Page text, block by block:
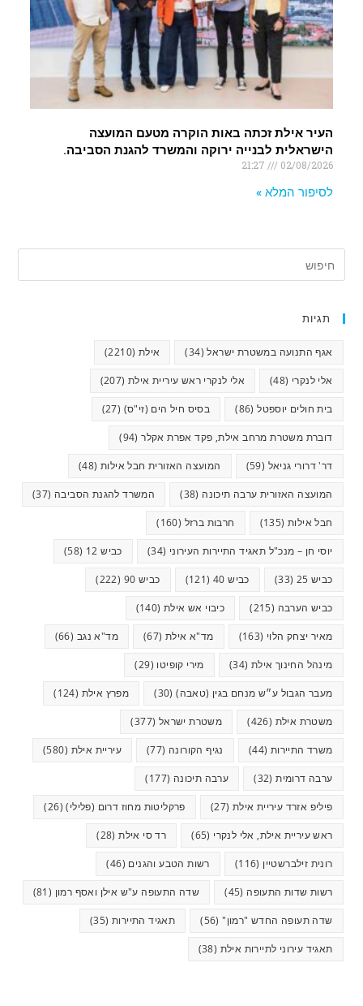
העיר אילת זכתה באות הוקרה מטעם המועצה
הישראלית לבנייה ירוקה והמשרד להגנת הסביבה.
02/08/2026
לסיפור המלא »
תגיות
אגף התנועה במשטרת ישראל(34) אילת (2210)
אלי לנקרי (48) אלי לנקרי ראש עיריית אילת (207)
בית חולים יוספטל(86) בסיס חיל הים (זי"ס) (27)
דוברת משטרת מרחב אילת, פקד אפרת אקלר(94)
דר' דרורי גניאל (59) המועצה האזורית חבל אילות (48)
המועצה האזורית ערבה תיכונה (38) המשרד להגנת הסביבה (37)
חבל אילות (135) חרבות ברזל (160)
יוסי חן – מנכ"ל תאגיד התיירות העירוני (34) כביש 12 (58)
כביש 25 (33) כביש 40 (121) כביש 90 (222)
כביש הערבה (215) כיבוי אש אילת (140)
מאיר יצחק הלוי (163) מד"א אילת (67) מד"א נגב (66)
מינהל החינוך אילת (34) מירי קופיטו (29)
מעבר הגבול ע״ש מנחם בגין (טאבה)(30) מפרץ אילת (124)
משטרת אילת (426) משטרת ישראל (377)
משרד התיירות (44) נגיף הקורונה (77) עיריית אילת (580)
ערבה דרומית(32) ערבה תיכונה (177)
פיליפ אזרד עיריית אילת (27) פרקליטות מחוז דרום (פלילי)(26)
ראש עיריית אילת, אלי לנקרי (65) רד סי אילת(28)
רונית זילברשטיין (116) רשות הטבע והגנים (46)
רשות שדות התעופה (45) שדה התעופה ע"ש אילן ואסף רמון (81)
שדה תעופה החדש "רמון"(56) תאגיד התיירות (35)
תאגיד עירוני לתיירות אילת (38)